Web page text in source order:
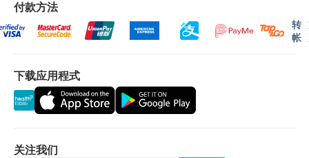
区、某些偏远区域或屈臣氏蒸馏水车辆难以到达地
方及位于无升降机设施的楼层或相应的送货路程。
不排除运送时间会因节日而有所影响。当八号烈风
会延迟。
所有订单须视乎相关货品的供应情况再作最后确
认。倘若生活容易未能提供任何订单上的货品，生
电话或电邮通知顾客再作安排。
付款方法
转
帐
下载应用程式
关注我们